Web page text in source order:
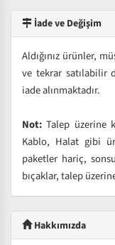
İade ve Değişim
Aldığınız ürünler,
ve tekrar satılabilir
iade alınmaktadır.
Not: Talep üzerine
Kablo, Halat gibi
paketler hariç,
bıçaklar, talep
Hakkımızda